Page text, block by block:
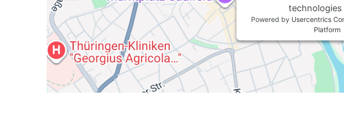
technologies
Powered by Usercentrics
Platform